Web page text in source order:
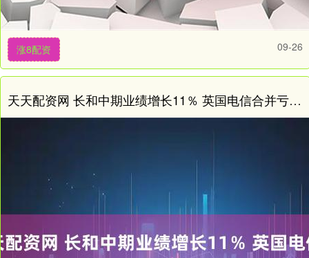
涨8配资 09-26
天天配资网 长和中期业绩增长11％ 英国电信合并亏损百亿港元 港口交易无缘今年完成